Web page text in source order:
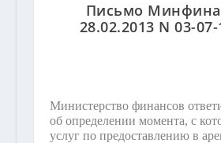
Письмо
28.02.2013 N 03-
Министерство финансов
об определении момента, с
услуг по предоставлению в